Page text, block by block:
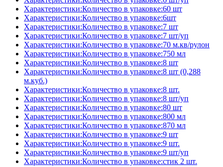
Характеристики:Количество в упаковке:60 шт
Характеристики:Количество в упаковке:6шт
Характеристики:Количество в упаковке:7 шт
Характеристики:Количество в упаковке:7 шт/уп
Характеристики:Количество в упаковке:70 м.кв/рулон
Характеристики:Количество в упаковке:750 мл
Характеристики:Количество в упаковке:8 шт
Характеристики:Количество в упаковке:8 шт (0,288
м.куб.)
Характеристики:Количество в упаковке:8 шт.
Характеристики:Количество в упаковке:8 шт/уп
Характеристики:Количество в упаковке:80 шт
Характеристики:Количество в упаковке:800 мл
Характеристики:Количество в упаковке:870 мл
Характеристики:Количество в упаковке:9 шт
Характеристики:Количество в упаковке:9 шт.
Характеристики:Количество в упаковке:9 шт/уп
Характеристики:Количество в упаковке:стик 2 шт.